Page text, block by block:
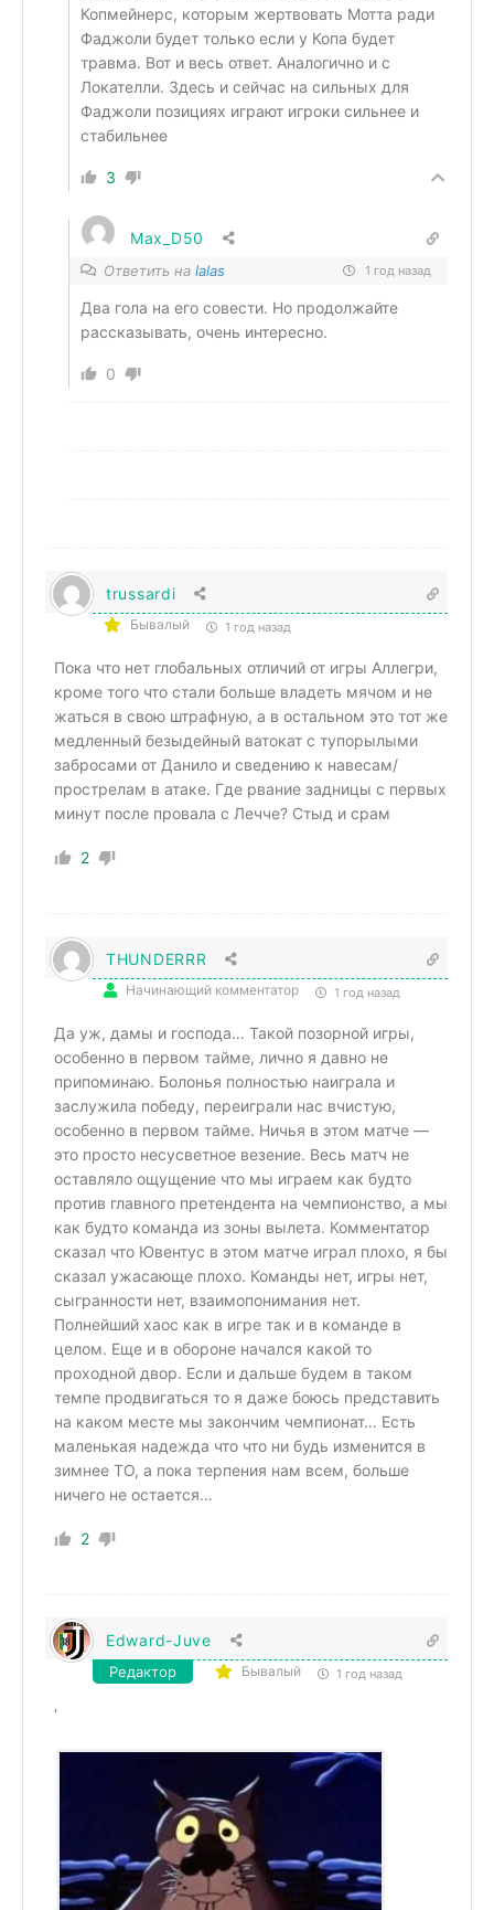
Копмейнерс, которым жертвовать Мотта ради
Фаджоли будет только если у Копа будет
травма. Вот и весь ответ. Аналогично и с
Локателли. Здесь и сейчас на сильных для
Фаджоли позициях играют игроки сильнее и
стабильнее
3
Max_D50
Ответить на lalas 1 год назад
Два гола на его совести. Но продолжайте
рассказывать, очень интересно.
0
trussardi
Бывалый 1 год назад
Пока что нет глобальных отличий от игры Аллегри,
кроме того что стали больше владеть мячом и не
жаться в свою штрафную, а в остальном это тот же
медленный безыдейный ватокат с тупорылыми
забросами от Данило и сведению к навесам/
прострелам в атаке. Где рвание задницы с первых
минут после провала с Лечче? Стыд и срам
2
THUNDERRR
Начинающий комментатор 1 год назад
Да уж, дамы и господа… Такой позорной игры,
особенно в первом тайме, лично я давно не
припоминаю. Болонья полностью наиграла и
заслужила победу, переиграли нас вчистую,
особенно в первом тайме. Ничья в этом матче —
это просто несусветное везение. Весь матч не
оставляло ощущение что мы играем как будто
против главного претендента на чемпионство, а мы
как будто команда из зоны вылета. Комментатор
сказал что Ювентус в этом матче играл плохо, я бы
сказал ужасающе плохо. Команды нет, игры нет,
сыгранности нет, взаимопонимания нет.
Полнейший хаос как в игре так и в команде в
целом. Еще и в обороне начался какой то
проходной двор. Если и дальше будем в таком
темпе продвигаться то я даже боюсь представить
на каком месте мы закончим чемпионат… Есть
маленькая надежда что что ни будь изменится в
зимнее ТО, а пока терпения нам всем, больше
ничего не остается…
2
Edward-Juve
Редактор Бывалый 1 год назад
‘